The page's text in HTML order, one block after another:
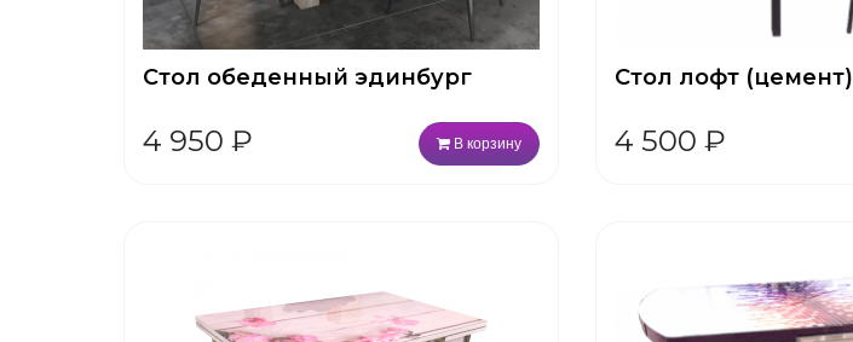
Стол обеденный эдинбург
4 950 ₽ В корзину
Стол лофт (цемент)
4 500 ₽